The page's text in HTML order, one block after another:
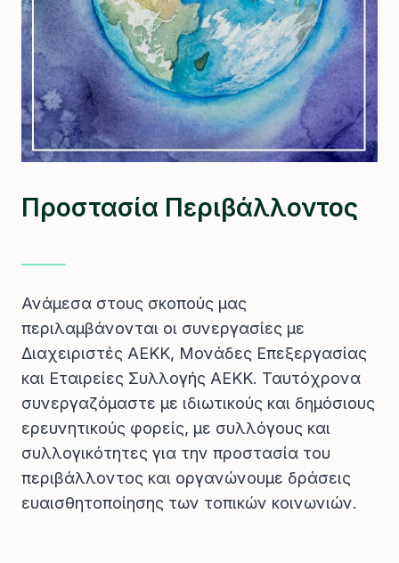
Προστασία Περιβάλλοντος
Ανάμεσα στους σκοπούς μας
περιλαμβάνονται οι συνεργασίες με
Διαχειριστές ΑΕΚΚ, Μονάδες Επεξεργασίας
και Εταιρείες Συλλογής ΑΕΚΚ. Ταυτόχρονα
συνεργαζόμαστε με ιδιωτικούς και δημόσιους
ερευνητικούς φορείς, με συλλόγους και
συλλογικότητες για την προστασία του
περιβάλλοντος και οργανώνουμε δράσεις
ευαισθητοποίησης των τοπικών κοινωνιών.